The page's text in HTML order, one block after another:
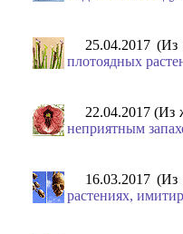
25.04.2017
плотоядных
22.04.2017 (Из
неприятным
16.03.2017
растениях,